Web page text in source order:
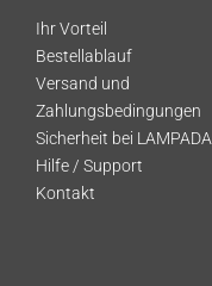
Ihr Vorteil
Bestellablauf
Versand und
Zahlungsbedingungen
Sicherheit bei LAMPADA
Hilfe / Support
Kontakt